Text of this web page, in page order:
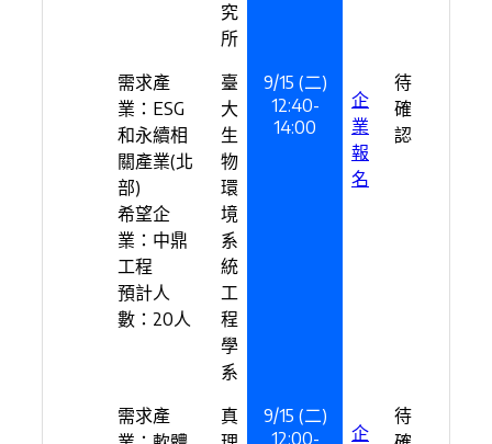
究
所
需求產
業：ESG
和永續相
關產業(北
部)
希望企
業：中鼎
工程
預計人
數：20人
臺
大
生
物
環
境
系
統
工
程
學
系
9/15 (二)
12:40-
14:00
企
業
報
名
待
確
認
需求產
真
9/15 (二)
12:00-
企
待